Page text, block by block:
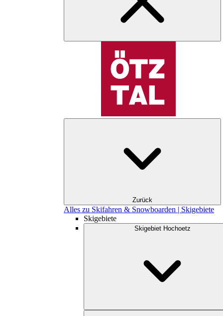
Zurück
Alles zu Skifahren & Snowboarden | Skigebiete
Skigebiete
Skigebiet Hochoetz